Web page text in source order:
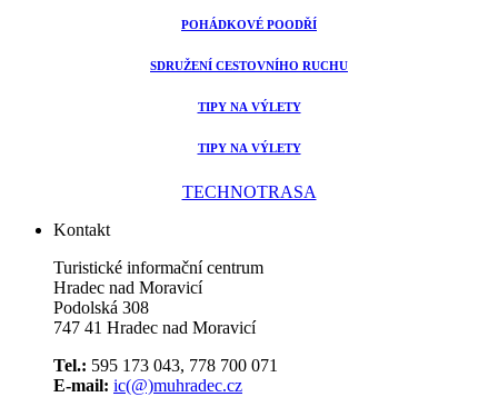
POHÁDKOVÉ POODŘÍ
SDRUŽENÍ CESTOVNÍHO RUCHU
TIPY NA VÝLETY
TIPY NA VÝLETY
TECHNOTRASA
Kontakt
Turistické informační centrum
Hradec nad Moravicí
Podolská 308
747 41 Hradec nad Moravicí
Tel.: 595 173 043, 778 700 071
E-mail: ic(@)muhradec.cz